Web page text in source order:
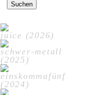
nach:
juice (2026)
schwer-metall
(2025)
einskommafünf
(2024)